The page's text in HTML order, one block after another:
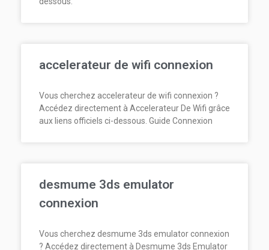
accelerateur de wifi connexion
Vous cherchez accelerateur de wifi connexion ?
Accédez directement à Accelerateur De Wifi grâce
aux liens officiels ci-dessous. Guide Connexion
desmume 3ds emulator
connexion
Vous cherchez desmume 3ds emulator connexion
? Accédez directement à Desmume 3ds Emulator